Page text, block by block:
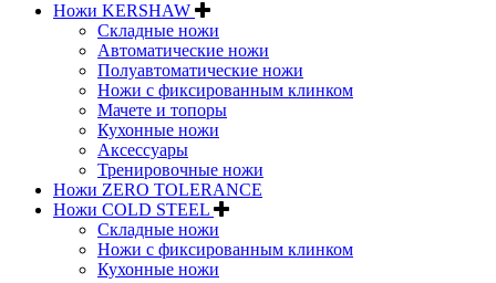
Ножи KERSHAW
Складные ножи
Автоматические ножи
Полуавтоматические ножи
Ножи с фиксированным клинком
Мачете и топоры
Кухонные ножи
Аксессуары
Тренировочные ножи
Ножи ZERO TOLERANCE
Ножи COLD STEEL
Складные ножи
Ножи с фиксированным клинком
Кухонные ножи